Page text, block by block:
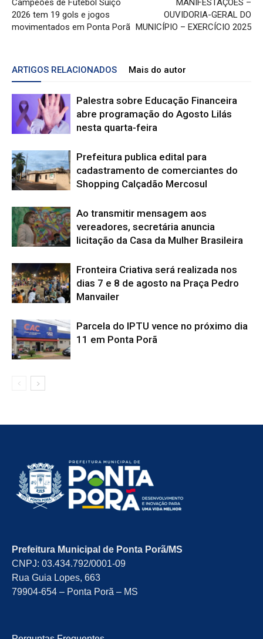
2026 tem 19 gols e jogos
movimentados em Ponta Porã
OUVIDORIA-GERAL DO
MUNICÍPIO – EXERCÍCIO 2025
ARTIGOS RELACIONADOS Mais do autor
Palestra sobre Educação Financeira
abre programação do Agosto Lilás
nesta quarta-feira
Prefeitura publica edital para
cadastramento de comerciantes do
Shopping Calçadão Mercosul
Ao transmitir mensagem aos
vereadores, secretária anuncia
licitação da Casa da Mulher Brasileira
Fronteira Criativa será realizada nos
dias 7 e 8 de agosto na Praça Pedro
Manvailer
Parcela do IPTU vence no próximo dia
11 em Ponta Porã
Prefeitura Municipal de Ponta Porã/MS
CNPJ: 03.434.792/0001-09
Rua Guia Lopes, 663
79904-654 – Ponta Porã – MS